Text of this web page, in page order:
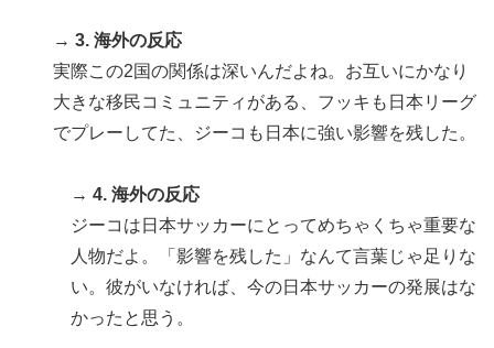
▶ 韓国人「熊本地震発生時の病院手術中に突然の大揺れが
凄まじい状況だ」
事！W杯予選でレフリーへの不適切接待発覚！海外騒
然！【海外の反応】
英国人「ようこそ」冨安健洋、クリスタルパレス加入が
決定的に！メディカル検査をパス！現地サポが歓迎！ア
ーセナルファンも祝福！【海外の反応】
→ 3. 海外の反応
実際この2国の関係は深いんだよね。お互いにかなり
大きな移民コミュニティがある、フッキも日本リーグ
でプレーしてた、ジーコも日本に強い影響を残した。
→ 4. 海外の反応
ジーコは日本サッカーにとってめちゃくちゃ重要な
人物だよ。「影響を残した」なんて言葉じゃ足りな
い。彼がいなければ、今の日本サッカーの発展はな
かったと思う。